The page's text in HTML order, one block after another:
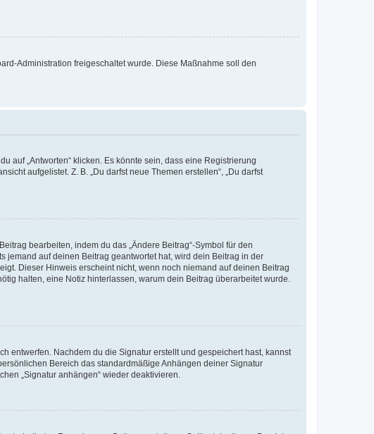
Administration freigeschaltet wurde. Diese Maßnahme soll den
auf „Antworten“ klicken. Es könnte sein, dass eine Registrierung
aufgelistet. Z. B. „Du darfst neue Themen erstellen“, „Du darfst
bearbeiten, indem du das „Ändere Beitrag“-Symbol für den
jemand auf deinen Beitrag geantwortet hat, wird dein Beitrag in der
Dieser Hinweis erscheint nicht, wenn noch niemand auf deinen Beitrag
halten, eine Notiz hinterlassen, warum dein Beitrag überarbeitet wurde.
entwerfen. Nachdem du die Signatur erstellt und gespeichert hast, kannst
Bereich das standardmäßige Anhängen deiner Signatur
„Signatur anhängen“ wieder deaktivieren.